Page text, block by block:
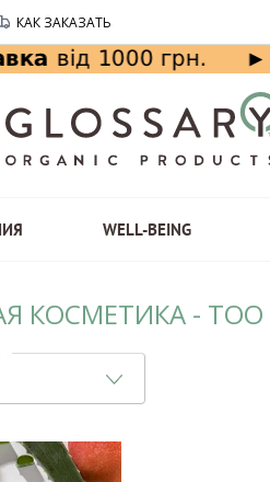
КАК ЗАКАЗАТЬ
WELL-BEING
КОСМЕТИКА -